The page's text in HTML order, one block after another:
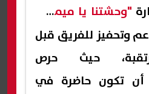
"وحشتنا يا ميمي"
وتحفيز للفريق قبل
حيث حرص
تكون حاضرة في